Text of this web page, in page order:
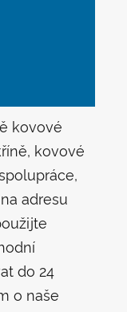
kovové
kovové
adresu
do 24
o naše